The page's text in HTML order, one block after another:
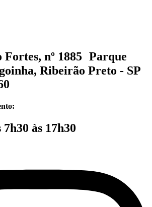
Fortes, nº 1885 Parque
Ribeirão Preto - SP
7h30 às 17h30